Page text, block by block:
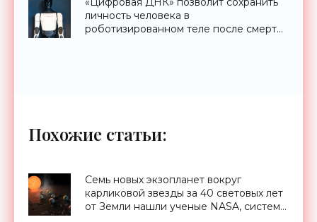
личность человека в
роботизированном теле после смерти
Похожие статьи:
Семь новых экзопланет вокруг
карликовой звезды за 40 световых лет
от Земли нашли ученые NASA, система